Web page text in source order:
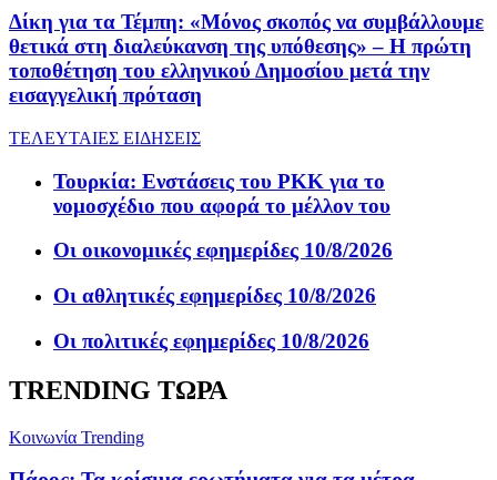
Δίκη για τα Τέμπη: «Μόνος σκοπός να συμβάλλουμε
θετικά στη διαλεύκανση της υπόθεσης» – Η πρώτη
τοποθέτηση του ελληνικού Δημοσίου μετά την
εισαγγελική πρόταση
ΤΕΛΕΥΤΑΙΕΣ ΕΙΔΗΣΕΙΣ
Τουρκία: Ενστάσεις του PKK για το
νομοσχέδιο που αφορά το μέλλον του
Οι οικονομικές εφημερίδες 10/8/2026
Οι αθλητικές εφημερίδες 10/8/2026
Οι πολιτικές εφημερίδες 10/8/2026
TRENDING ΤΩΡΑ
Κοινωνία Trending